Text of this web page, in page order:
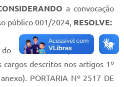
a convocação
público 001/2024, RESOLVE:
do concurso público nº
descritos nos artigos 1º
PORTARIA Nº 2517 DE